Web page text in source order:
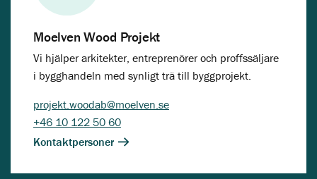
Moelven Wood Projekt
Vi hjälper arkitekter, entreprenörer och proffssäljare
i bygghandeln med synligt trä till byggprojekt.
projekt.woodab@moelven.se
+46 10 122 50 60
Kontaktpersoner